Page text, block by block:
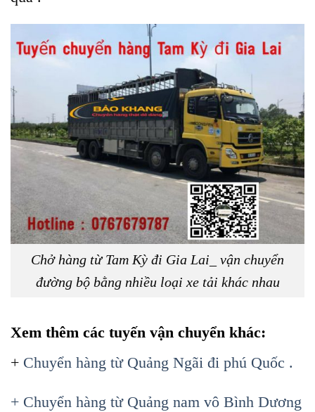
Chở hàng từ Tam Kỳ đi Gia Lai_ vận chuyển
đường bộ bằng nhiều loại xe tải khác nhau
Xem thêm các tuyến vận chuyển khác:
+ Chuyển hàng từ Quảng Ngãi đi phú Quốc .
+ Chuyển hàng từ Quảng nam vô Bình Dương